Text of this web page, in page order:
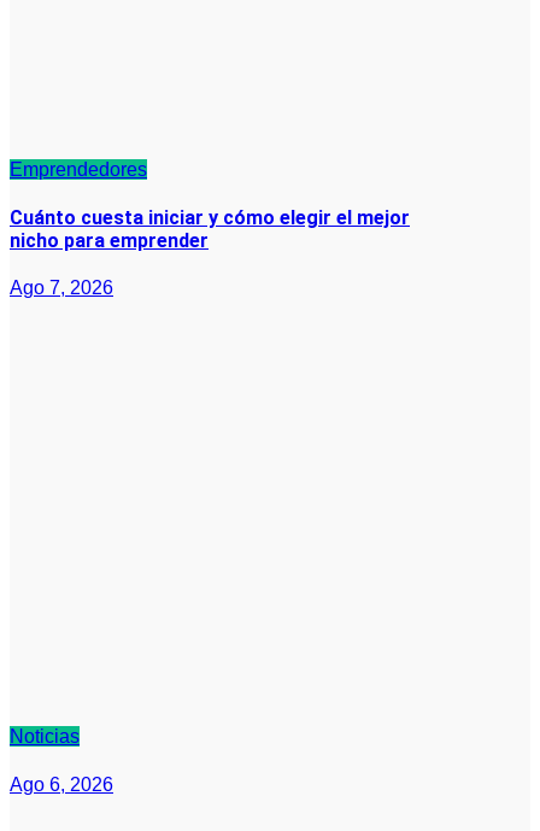
Emprendedores
Cuánto cuesta iniciar y cómo elegir el mejor
nicho para emprender
Ago 7, 2026
Noticias
Ago 6, 2026